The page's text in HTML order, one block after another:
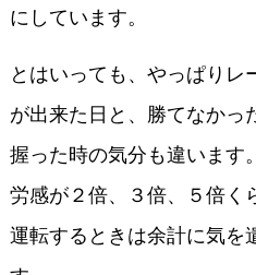
にしています。
とはいっても、やっぱりレ
が出来た日と、勝てなかっ
握った時の気分も違います
労感が２倍、３倍、５倍く
運転するときは余計に気を